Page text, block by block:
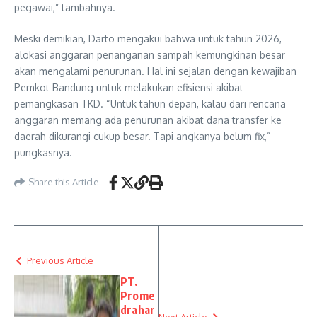
pegawai,” tambahnya.
Meski demikian, Darto mengakui bahwa untuk tahun 2026,
alokasi anggaran penanganan sampah kemungkinan besar
akan mengalami penurunan. Hal ini sejalan dengan kewajiban
Pemkot Bandung untuk melakukan efisiensi akibat
pemangkasan TKD. “Untuk tahun depan, kalau dari rencana
anggaran memang ada penurunan akibat dana transfer ke
daerah dikurangi cukup besar. Tapi angkanya belum fix,”
pungkasnya.
Share this Article
Previous Article
PT.
Prome
drahar